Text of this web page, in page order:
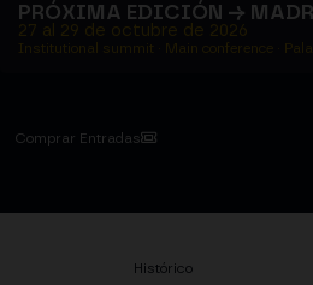
PRÓXIMA EDICIÓN →
27 al 29 de octubre de 2026
Institutional summit · Main conference ·
Comprar Entradas
Histórico